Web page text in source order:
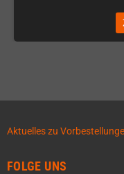
Aktuelles zu
FOLGE UNS